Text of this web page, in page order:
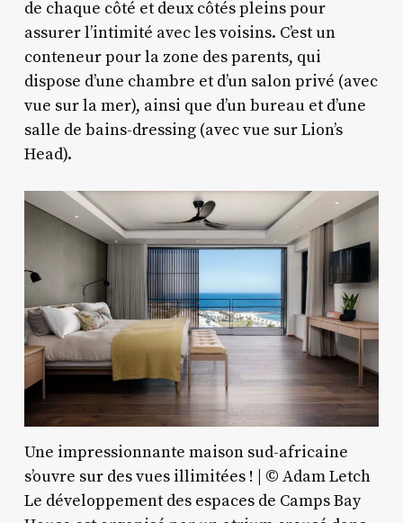
de chaque côté et deux côtés pleins pour
assurer l’intimité avec les voisins. C’est un
conteneur pour la zone des parents, qui
dispose d’une chambre et d’un salon privé (avec
vue sur la mer), ainsi que d’un bureau et d’une
salle de bains-dressing (avec vue sur Lion’s
Head).
Une impressionnante maison sud-africaine
s’ouvre sur des vues illimitées ! | © Adam Letch
Le développement des espaces de Camps Bay